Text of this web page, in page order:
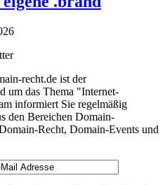
recht.de ist der
um das Thema "Internet-
informiert Sie regelmäßig
den Bereichen Domain-
Recht, Domain-Events und